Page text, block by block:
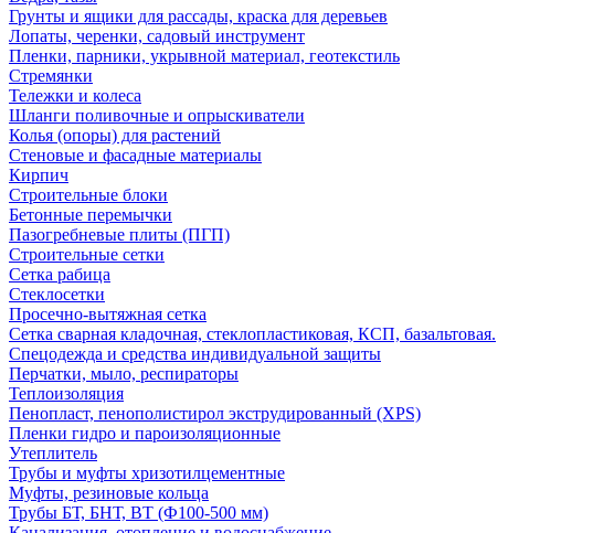
Грунты и ящики для рассады, краска для деревьев
Лопаты, черенки, садовый инструмент
Пленки, парники, укрывной материал, геотекстиль
Стремянки
Тележки и колеса
Шланги поливочные и опрыскиватели
Колья (опоры) для растений
Стеновые и фасадные материалы
Кирпич
Строительные блоки
Бетонные перемычки
Пазогребневые плиты (ПГП)
Строительные сетки
Сетка рабица
Стеклосетки
Просечно-вытяжная сетка
Сетка сварная кладочная, стеклопластиковая, КСП, базальтовая.
Спецодежда и средства индивидуальной защиты
Перчатки, мыло, респираторы
Теплоизоляция
Пенопласт, пенополистирол экструдированный (XPS)
Пленки гидро и пароизоляционные
Утеплитель
Трубы и муфты хризотилцементные
Муфты, резиновые кольца
Трубы БТ, БНТ, ВТ (Ф100-500 мм)